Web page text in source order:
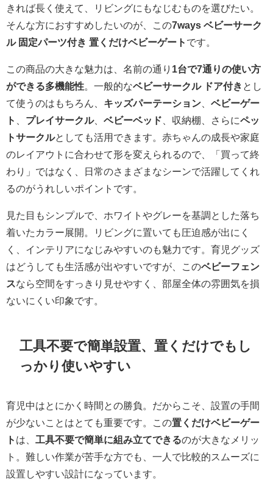
きれば長く使えて、リビングにもなじむものを選びたい。
そんな方におすすめしたいのが、この7ways ベビーサーク
ル 固定パーツ付き 置くだけベビーゲート です。
この商品の大きな魅力は、名前の通り 1台で7通りの使い方
ができる多機能性 。一般的なベビーサークル ドア付き とし
て使うのはもちろん、 キッズパーテーション
ベビーゲー
ト
プレイサークル、 ベビーベッド 、収納棚、さらにペッ
トサークルとしても活用できます。赤ちゃんの成長や家庭
のレイアウトに合わせて形を変えられるので、「買って終
わり」ではなく、日常のさまざまなシーンで活躍してくれ
るのがうれしいポイントです。
見た目もシンプルで、ホワイトやグレーを基調とした落ち
着いたカラー展開。リビングに置いても圧迫感が出にく
く、インテリアになじみやすいのも魅力です。育児グッズ
はどうしても生活感が出やすいですが、このベビーフェン
スなら空間をすっきり見せやすく、部屋全体の雰囲気を損
ないにくい印象です。
工具不要で簡単設置、置くだけでもし
っかり使いやすい
育児中はとにかく時間との勝負。だからこそ、設置の手間
が少ないことはとても重要です。この置くだけベビーゲー
ト は、 工具不要で簡単に組み立てできるのが大きなメリッ
ト。難しい作業が苦手な方でも、一人で比較的スムーズに
設置しやすい設計になっています。